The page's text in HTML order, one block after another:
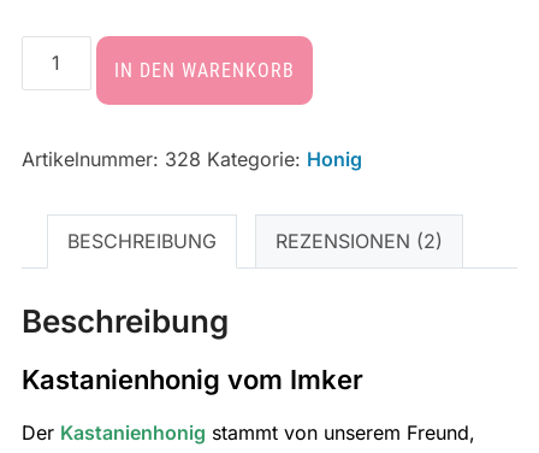
IN DEN WARENKORB
Artikelnummer: 328 Kategorie: Honig
BESCHREIBUNG REZENSIONEN (2)
Beschreibung
Kastanienhonig vom Imker
Der Kastanienhonig stammt von unserem Freund,